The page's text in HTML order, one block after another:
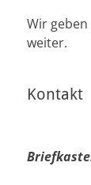
Wir
weiter.
Kontakt